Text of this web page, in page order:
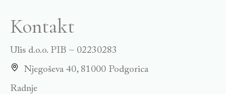
Kontakt
Ulis d.o.o. PIB – 02230283
Njegoševa 40, 81000 Podgorica
Radnje